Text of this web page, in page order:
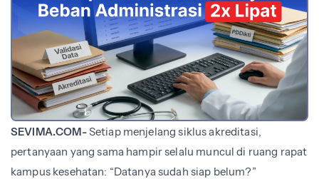
SEVIMA.COM-Setiap menjelang siklus akreditasi,
pertanyaan yang sama hampir selalu muncul di ruang rapat
kampus kesehatan: “Datanya sudah siap belum?”